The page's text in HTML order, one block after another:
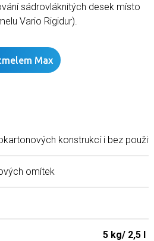
sádrovláknitých desek místo
Vario Rigidur).
Max
konstrukcí i bez
omítek
5 kg/ 2,5 l